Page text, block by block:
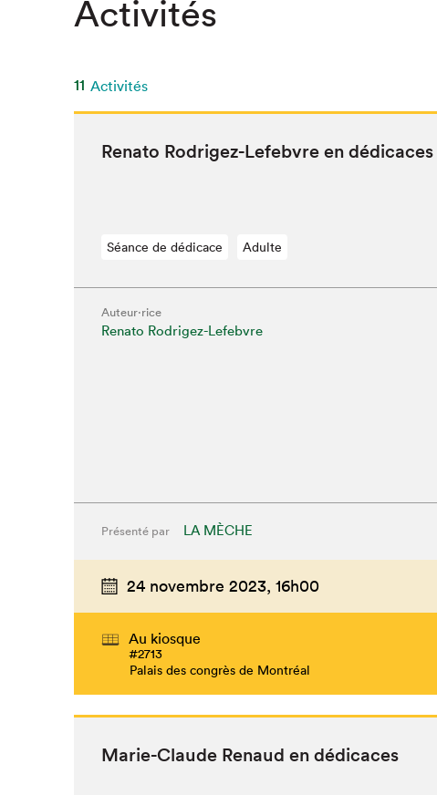
Activités
11 Activités
Rena­to Rodrigez-Lefeb­vre en dédicaces
Séance de dédicace Adulte
Auteur·rice
Renato Rodrigez-Lefebvre
Présenté par LA MÈCHE
24 novembre 2023, 16h00
Au kiosque
#2713
Palais des congrès de Montréal
Marie-Claude Renaud en dédicaces